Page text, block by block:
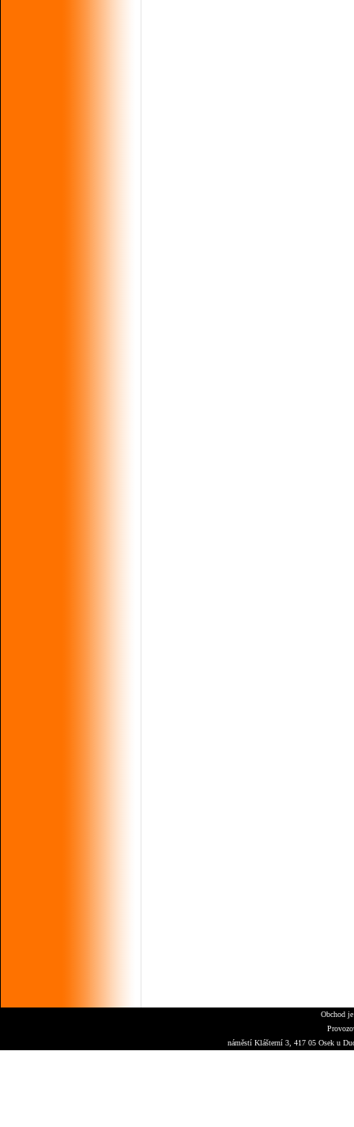
Obchod
náměstí Klášterní 3, 417 05 Osek u